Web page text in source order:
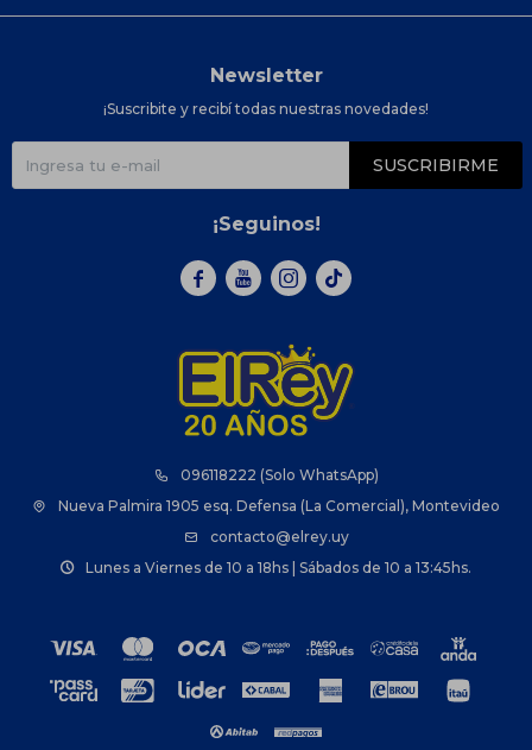
096118222 (Solo WhatsApp)
Nueva Palmira 1905 esq. Defensa (La Comercial), Montevideo
contacto@elrey.uy
Lunes a Viernes de 10 a 18hs | Sábados de 10 a 13:45hs.
Newsletter
¡Suscribite y recibí todas nuestras novedades!
SUSCRIBIRME
¡Seguinos!
  